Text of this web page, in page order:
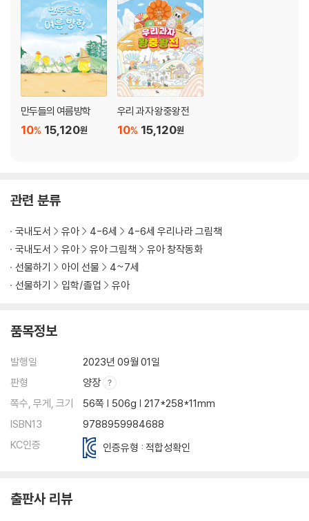
만두들의 여름방학
15,120원
10%
우리 과자 왕중왕전
15,120원
10%
관련 분류
국내도서 유아 4-6세
4-6세 우리나라 그림책
국내도서
유아 유아 그림책
유아 창작동화
선물하기
아이 선물
4~7세
선물하기
입학/졸업 유아
품목정보
발행일
2023년 09월 01일
판형
양장
쪽수, 무게, 크기
56쪽 | 506g | 217*258*11mm
ISBN13
9788959984688
KC인증
인증유형 : 적합성확인
출판사 리뷰